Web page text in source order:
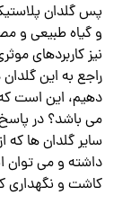
پس گلدان
و گیاه طبیعی و
نیز کاربردهای
راجع به این
دهیم، این است
داشته و می توان
کاشت و نگهداری